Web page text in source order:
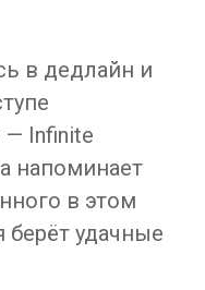
в дедлайн и
— Infinite
напоминает
в этом
берёт удачные